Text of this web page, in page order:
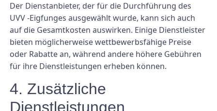
Der Dienstanbieter, der für die Durchführung des
UVV -Eigfunges ausgewählt wurde, kann sich auch
auf die Gesamtkosten auswirken. Einige Dienstleister
bieten möglicherweise wettbewerbsfähige Preise
oder Rabatte an, während andere höhere Gebühren
für ihre Dienstleistungen erheben können.
4. Zusätzliche
Dienstleistungen